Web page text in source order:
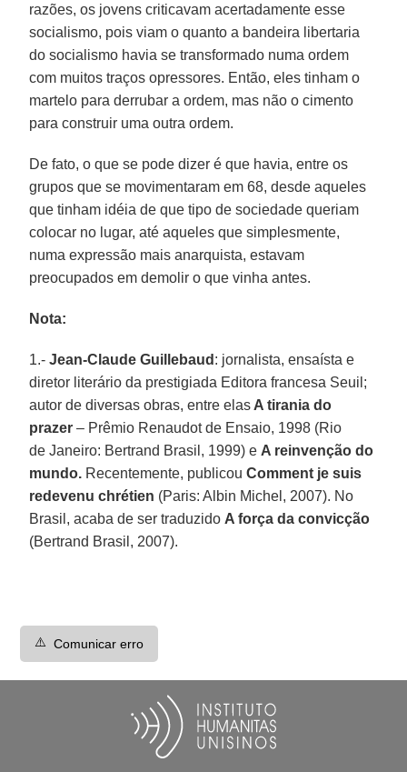
razões, os jovens criticavam acertadamente esse
socialismo, pois viam o quanto a bandeira libertaria
do socialismo havia se transformado numa ordem
com muitos traços opressores. Então, eles tinham o
martelo para derrubar a ordem, mas não o cimento
para construir uma outra ordem.
De fato, o que se pode dizer é que havia, entre os
grupos que se movimentaram em 68, desde aqueles
que tinham idéia de que tipo de sociedade queriam
colocar no lugar, até aqueles que simplesmente,
numa expressão mais anarquista, estavam
preocupados em demolir o que vinha antes.
Nota:
1.-Jean-Claude Guillebaud : jornalista, ensaísta e
diretor literário da prestigiada Editora francesa Seuil;
autor de diversas obras, entre elas A tirania do
prazer – Prêmio Renaudot de Ensaio, 1998 (Rio
de Janeiro: Bertrand Brasil, 1999) e A reinvenção do
mundo. Recentemente, publicouComment je suis
redevenu chrétien (Paris: Albin Michel, 2007). No
Brasil, acaba de ser traduzido A força da convicção
(Bertrand Brasil, 2007).
⚠️ Comunicar erro